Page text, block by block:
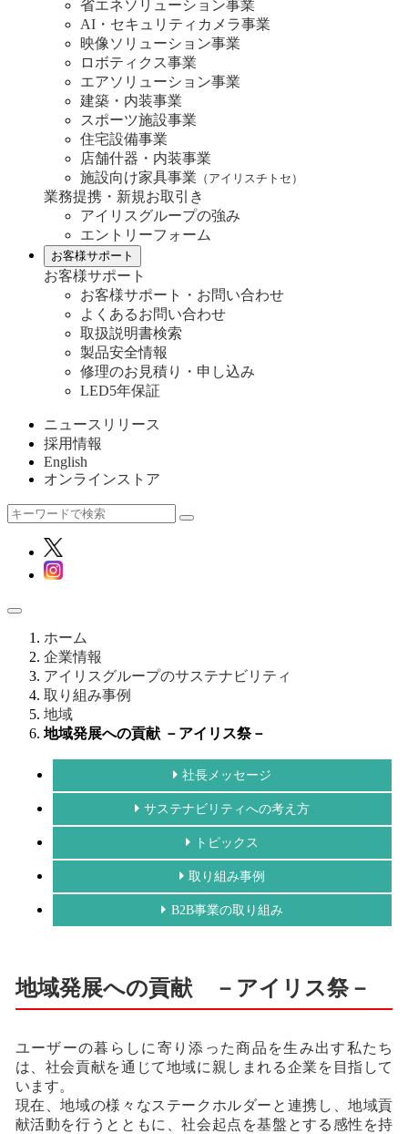
省エネソリューション事業
AI・セキュリティカメラ事業
映像ソリューション事業
ロボティクス事業
エアソリューション事業
建築・内装事業
スポーツ施設事業
住宅設備事業
店舗什器・内装事業
施設向け家具事業 （アイリスチトセ）
業務提携・新規お取引き
アイリスグループの強み
エントリーフォーム
お客様サポート
お客様サポート
お客様サポート・お問い合わせ
よくあるお問い合わせ
取扱説明書検索
製品安全情報
修理のお見積り・申し込み
LED5年保証
ニュースリリース
採用情報
English
オンラインストア
ホーム
企業情報
アイリスグループのサステナビリティ
取り組み事例
地域
地域発展への貢献 －アイリス祭－
社長メッセージ
サステナビリティへの考え方
トピックス
取り組み事例
B2B事業の取り組み
地域発展への貢献 －アイリス祭－
ユーザーの暮らしに寄り添った商品を生み出す私たち
は、社会貢献を通じて地域に親しまれる企業を目指して
います。
現在、地域の様々なステークホルダーと連携し、地域貢
献活動を行うとともに、社会起点を基盤とする感性を持